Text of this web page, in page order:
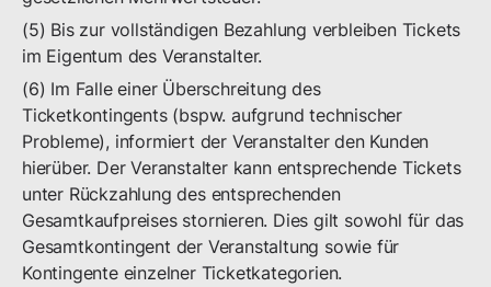
(5) Bis zur vollständigen Bezahlung verbleiben Tickets
im Eigentum des Veranstalter.
(6) Im Falle einer Überschreitung des
Ticketkontingents (bspw. aufgrund technischer
Probleme), informiert der Veranstalter den Kunden
hierüber. Der Veranstalter kann entsprechende Tickets
unter Rückzahlung des entsprechenden
Gesamtkaufpreises stornieren. Dies gilt sowohl für das
Gesamtkontingent der Veranstaltung sowie für
Kontingente einzelner Ticketkategorien.